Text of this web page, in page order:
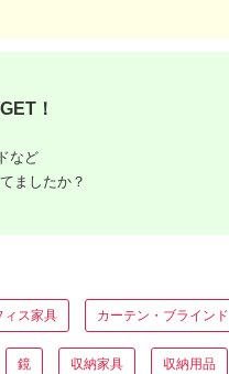
！
など
ましたか？
ィス家具 カーテン・ブラインド
鏡 収納家具 収納用品